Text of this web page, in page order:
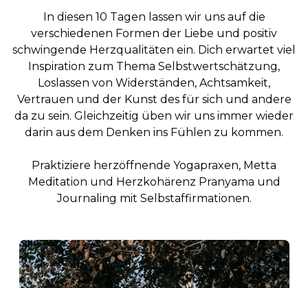
In diesen 10 Tagen lassen wir uns auf die
verschiedenen Formen der Liebe und positiv
schwingende Herzqualitäten ein. Dich erwartet viel
Inspiration zum Thema Selbstwertschätzung,
Loslassen von Widerständen, Achtsamkeit,
Vertrauen und der Kunst des für sich und andere
da zu sein. Gleichzeitig üben wir uns immer wieder
darin aus dem Denken ins Fühlen zu kommen.
Praktiziere herzöffnende Yogapraxen, Metta
Meditation und Herzkohärenz Pranyama und
Journaling mit Selbstaffirmationen.